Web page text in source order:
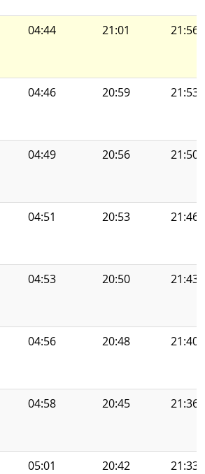
04:44 21:01 21:56
04:46 20:59 21:53
04:49 20:56 21:50
04:51 20:53 21:46
04:53 20:50 21:43
04:56 20:48 21:40
04:58 20:45 21:36
05:01 20:42 21:33